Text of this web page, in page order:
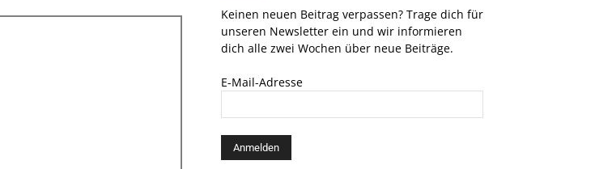
Keinen neuen Beitrag verpassen? Trage dich für
unseren Newsletter ein und wir informieren
dich alle zwei Wochen über neue Beiträge.
E-Mail-Adresse